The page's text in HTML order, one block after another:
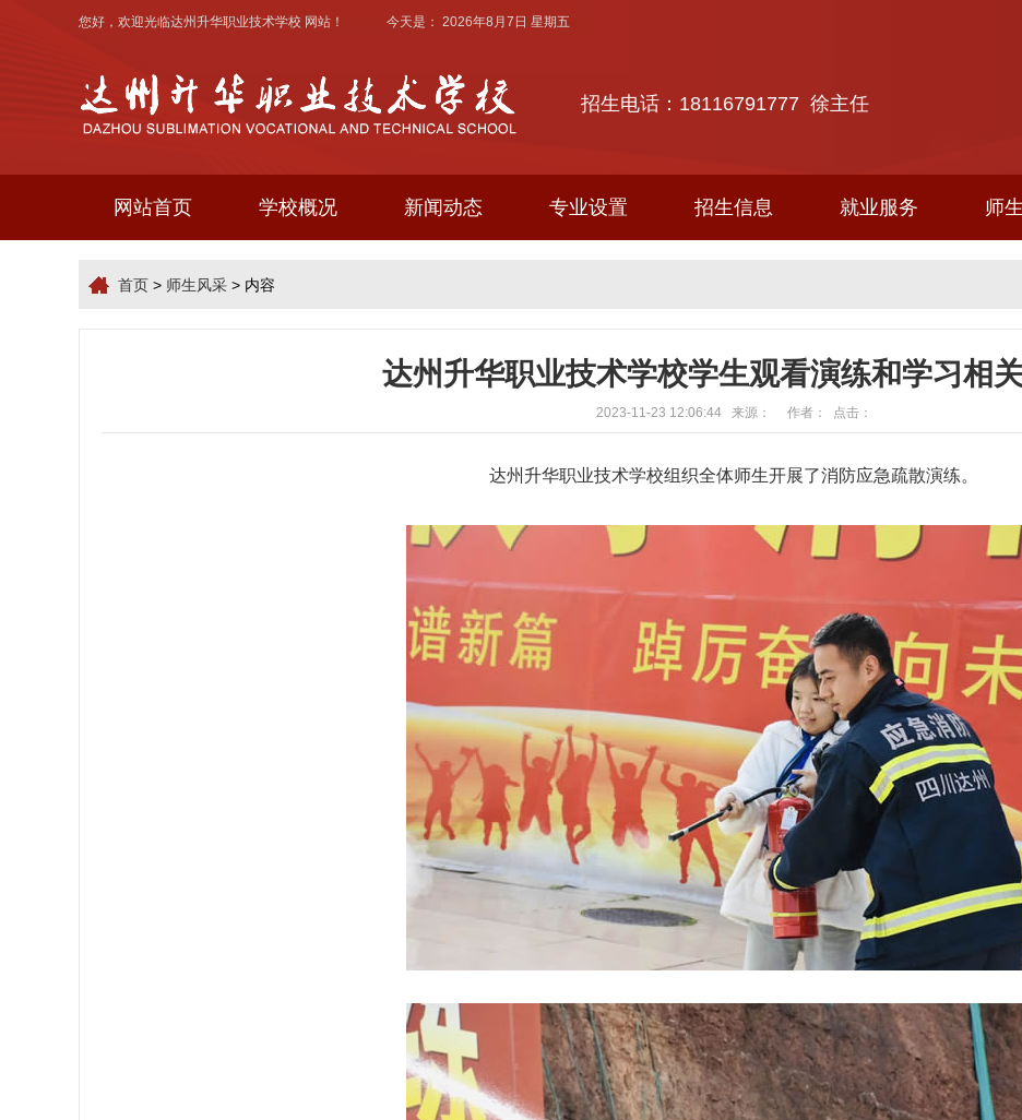
您好，欢迎光临达州升华职业技术学校 网站！ 今天是： 2026年8月7日 星期五
招生电话：18116791777 徐主任
网站首页 学校概况 新闻动态 专业设置 招生信息 就业服务 师
首页 > 师生风采 > 内容
达州升华职业技术学校学生观看演练和学习相
2023-11-23 12:06:44 来源： 作者： 点击：
达州升华职业技术学校组织全体师生开展了消防应急疏散演练。